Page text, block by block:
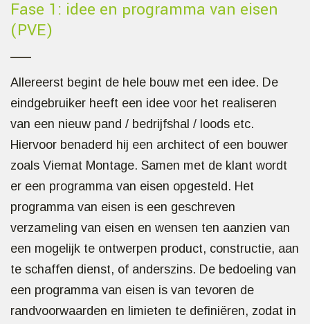
Fase 1: idee en programma van eisen
(PVE)
Allereerst begint de hele bouw met een idee. De
eindgebruiker heeft een idee voor het realiseren
van een nieuw pand / bedrijfshal / loods etc.
Hiervoor benaderd hij een architect of een bouwer
zoals Viemat Montage. Samen met de klant wordt
er een programma van eisen opgesteld. Het
programma van eisen is een geschreven
verzameling van eisen en wensen ten aanzien van
een mogelijk te ontwerpen product, constructie, aan
te schaffen dienst, of anderszins. De bedoeling van
een programma van eisen is van tevoren de
randvoorwaarden en limieten te definiëren, zodat in